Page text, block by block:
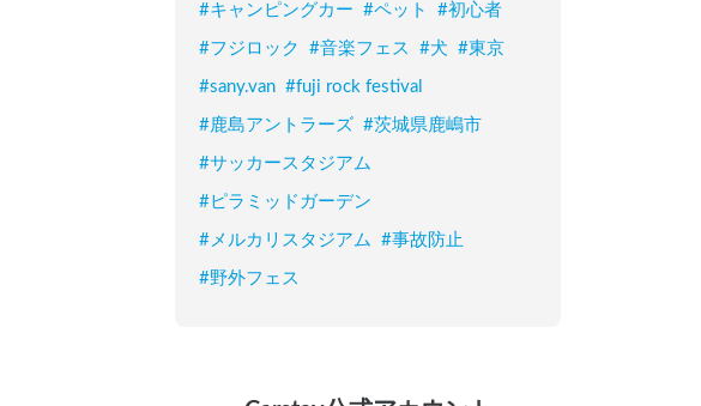
#キャンピングカー #ペット #初心者
#フジロック #音楽フェス #犬 #東京
#sany.van #fuji rock festival
#鹿島アントラーズ #茨城県鹿嶋市
#サッカースタジアム
#ピラミッドガーデン
#メルカリスタジアム #事故防止
#野外フェス